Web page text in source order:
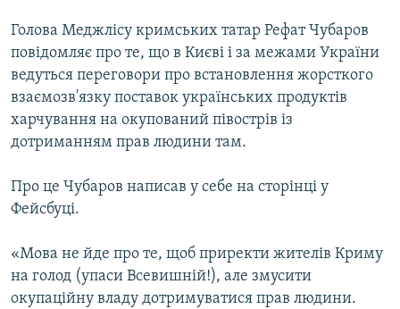
Усі сайти RFE/RL
Голова Меджлісу кримських татар Рефат Чубаров
повідомляє про те, що в Києві і за межами України
ведуться переговори про встановлення жорсткого
взаємозв'язку поставок українських продуктів
харчування на окупований півострів із
дотриманням прав людини там.
Про це Чубаров написав у себе на сторінці у
Фейсбуці.
«Мова не йде про те, щоб приректи жителів Криму
на голод (упаси Всевишній!), але змусити
окупаційну владу дотримуватися прав людини.